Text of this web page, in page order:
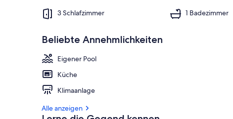
3 Schlafzimmer 1 Badezimmer
Beliebte Annehmlichkeiten
Eigener Pool
Küche
Klimaanlage
Alle anzeigen